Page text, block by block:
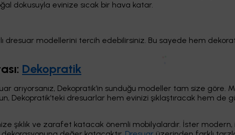
dokusuyla evinize sıcak bir hava katar.
dresuar modellerini tercih edebilirsiniz. Bu sayede hem
Dekopratik
arıyorsanız, Dekopratik’in sunduğu modeller tam size göre.
Dekopratik’teki dresuarlar hem evinizi şıklaştıracak hem de
şıklık ve zarafet katacak önemli mobilyalardır. İster modern,